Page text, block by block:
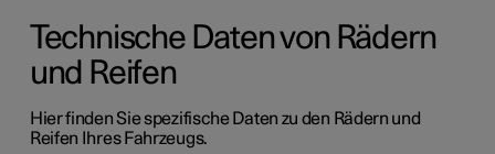
Technische Daten von Rädern
und Reifen
Hier finden Sie spezifische Daten zu den Rädern und
Reifen Ihres Fahrzeugs.